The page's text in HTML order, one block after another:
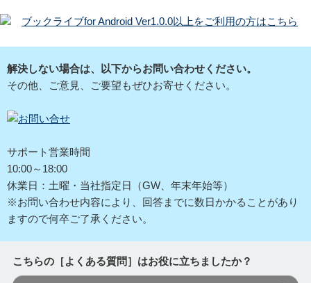
ブックライブfor Android Ver1.0.0以上をご利用の方はこちら
解決しない場合は、以下からお問い合わせください。
その他、ご意見、ご要望もぜひお寄せください。
サポート営業時間
10:00～18:00
休業日：土曜・当社指定日（GW、年末年始等）
※お問い合わせ内容により、回答までに数日かかることがあり
ますので何卒ご了承ください。
こちらの［よくある質問］はお役に立ちましたか？